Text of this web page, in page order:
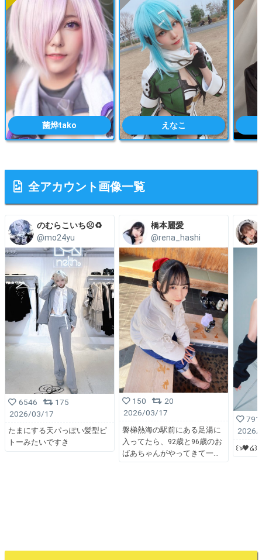
菌烨tako えなこ
全アカウント画像一覧
のむらこいち☹️♻️
@mo24yu
6546
175
2026/03/17
たまにする天パっぽい髪型ピ
トーみたいですき
橋本麗愛
@rena_hashi
150
20
2026/03/17
磐梯熱海の駅前にある足湯に
入ってたら、92歳と96歳のお
ばあちゃんがやってきて一
791
2026/
꒰ঌ🖤໒꒱